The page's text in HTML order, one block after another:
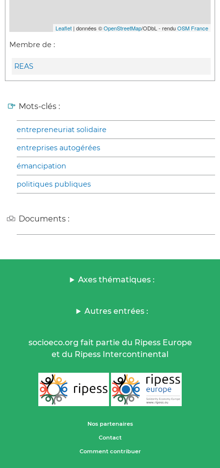
Leaflet | données ©OpenStreetMap/ODbL - renduOSM France
Membre de :
REAS
Mots-clés :
entrepreneuriat solidaire
entreprises autogérées
émancipation
politiques publiques
Documents :
Axes thématiques :
Autres entrées :
socioeco.org fait partie du Ripess Europe
et du Ripess Intercontinental
Nos partenaires
Contact
Comment contribuer